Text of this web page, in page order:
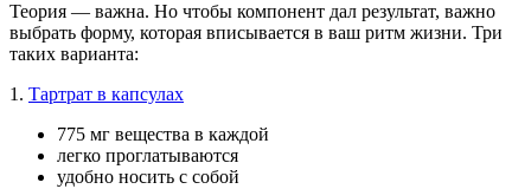
Теория — важна. Но чтобы компонент дал результат, важно
выбрать форму, которая вписывается в ваш ритм жизни. Три
таких варианта:
1. Тартрат в капсулах
775 мг вещества в каждой
легко проглатываются
удобно носить с собой